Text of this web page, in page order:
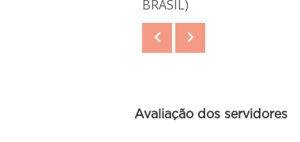
BRASIL)
Avaliação dos servidores